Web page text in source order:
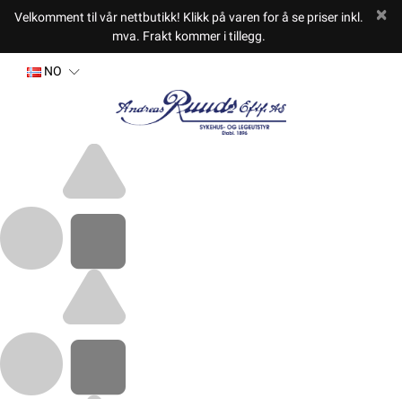
Velkomment til vår nettbutikk! Klikk på varen for å se priser inkl.
mva. Frakt kommer i tillegg.
NO